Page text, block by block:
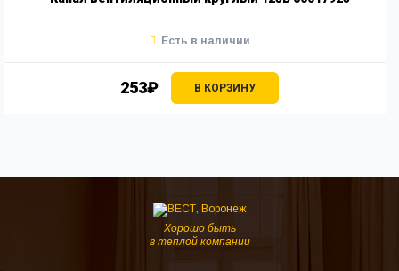
253₽ В КОРЗИНУ
Есть в наличии
Хорошо быть
в теплой компании